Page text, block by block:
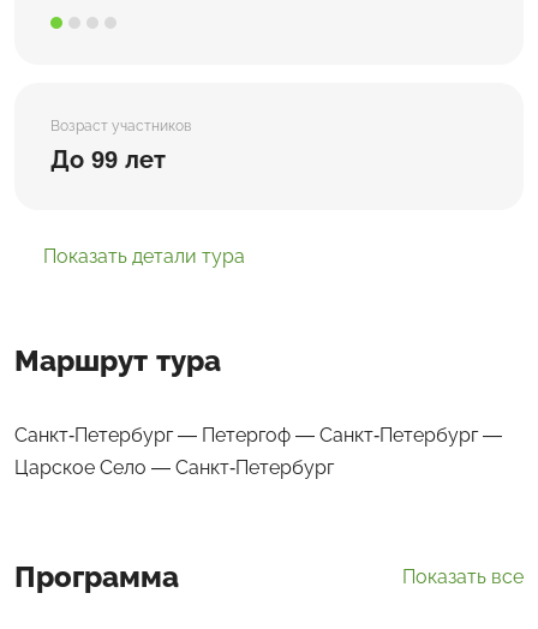
Возраст участников
До 99 лет
Показать детали тура
Маршрут тура
Санкт-Петербург — Петергоф — Санкт-Петербург —
Царское Село — Санкт-Петербург
Программа Показать все